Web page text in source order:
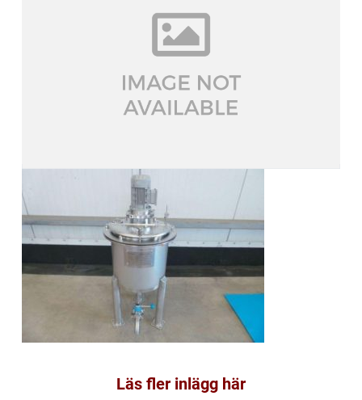
Läs fler inlägg här